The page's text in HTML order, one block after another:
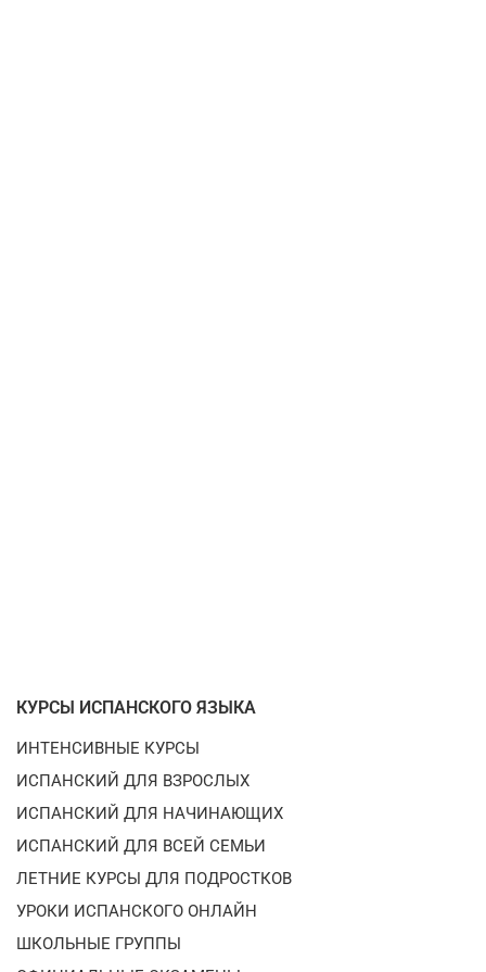
КУРСЫ ИСПАНСКОГО ЯЗЫКА
ИНТЕНСИВНЫЕ КУРСЫ
ИСПАНСКИЙ ДЛЯ ВЗРОСЛЫХ
ИСПАНСКИЙ ДЛЯ НАЧИНАЮЩИХ
ИСПАНСКИЙ ДЛЯ ВСЕЙ СЕМЬИ
ЛЕТНИЕ КУРСЫ ДЛЯ ПОДРОСТКОВ
УРОКИ ИСПАНСКОГО ОНЛАЙН
ШКОЛЬНЫЕ ГРУППЫ